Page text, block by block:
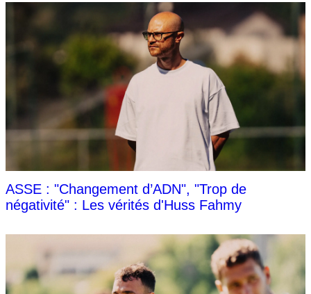
ASSE : "Changement d’ADN", "Trop de
négativité" : Les vérités d'Huss Fahmy